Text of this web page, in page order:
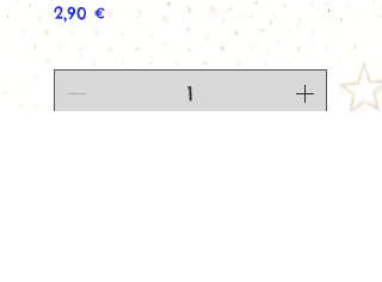
Prix
2,90 € Prix
22,90 €